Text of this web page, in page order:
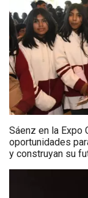
Sáenz en la Expo
oportunidades
y construyan su